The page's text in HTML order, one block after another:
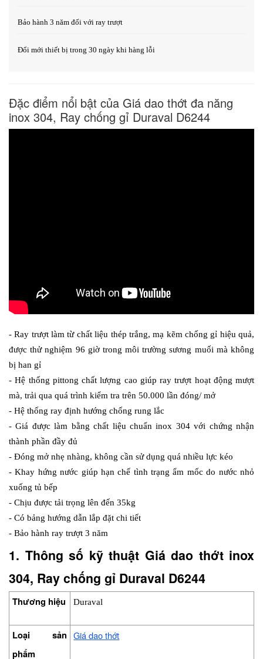
Bảo hành 3 năm đối với ray trượt
Đổi mới thiết bị trong 30 ngày khi hàng lỗi
Đặc điểm nổi bật của Giá dao thớt đa năng
inox 304, Ray chống gỉ Duraval D6244
- Ray trượt làm từ chất liệu thép trắng, mạ kẽm chống gỉ hiệu quả,
được thử nghiệm 96 giờ trong môi trường sương muối mà không
bị han gỉ
- Hệ thống pittong chất lượng cao giúp ray trượt hoạt động mượt
mà, trải qua quá trình kiểm tra trên 50.000 lần đóng/ mở
- Hệ thống ray định hướng chống rung lắc
- Giá được làm bằng chất liệu chuẩn inox 304 với chứng nhận
thành phần đầy đủ
- Đóng mở nhẹ nhàng, không cần sử dụng quá nhiều lực kéo
- Khay hứng nước giúp hạn chế tình trạng ẩm mốc do nước nhỏ
xuống tủ bếp
- Chịu được tải trọng lên đến 35kg
- Có bảng hướng dẫn lắp đặt chi tiết
- Bảo hành ray trượt 3 năm
1. Thông số kỹ thuật Giá dao thớt inox
304, Ray chống gỉ Duraval D6244
Thương hiệu Duraval
Loại sản
phẩm
Giá dao thớt